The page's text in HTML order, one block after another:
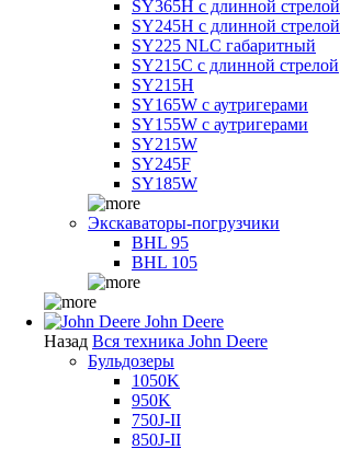
SY365H с длинной стрелой
SY245H с длинной стрелой
SY225 NLC габаритный
SY215C с длинной стрелой
SY215H
SY165W с аутригерами
SY155W с аутригерами
SY215W
SY245F
SY185W
Экскаваторы-погрузчики
BHL 95
BHL 105
John Deere
Назад Вся техника John Deere
Бульдозеры
1050K
950K
750J-II
850J-II